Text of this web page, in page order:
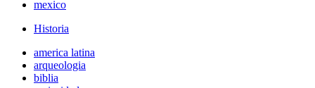
mexico
Historia
america latina
arqueologia
biblia